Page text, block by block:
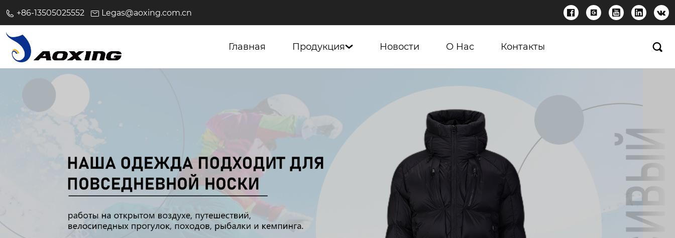
+86-13505025552 Legas@aoxing.com.cn     
Главная Продукция Новости О Нас Контакты 